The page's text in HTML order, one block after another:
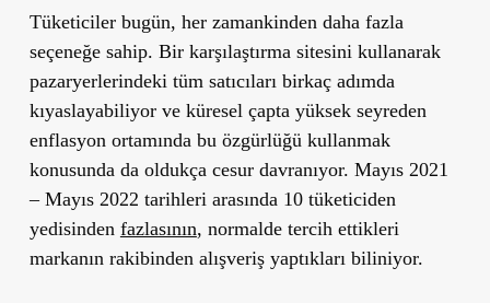
Tüketiciler bugün, her zamankinden daha fazla
seçeneğe sahip. Bir karşılaştırma sitesini kullanarak
pazaryerlerindeki tüm satıcıları birkaç adımda
kıyaslayabiliyor ve küresel çapta yüksek seyreden
enflasyon ortamında bu özgürlüğü kullanmak
konusunda da oldukça cesur davranıyor. Mayıs 2021
– Mayıs 2022 tarihleri arasında 10 tüketiciden
yedisinden fazlasının, normalde tercih ettikleri
markanın rakibinden alışveriş yaptıkları biliniyor.